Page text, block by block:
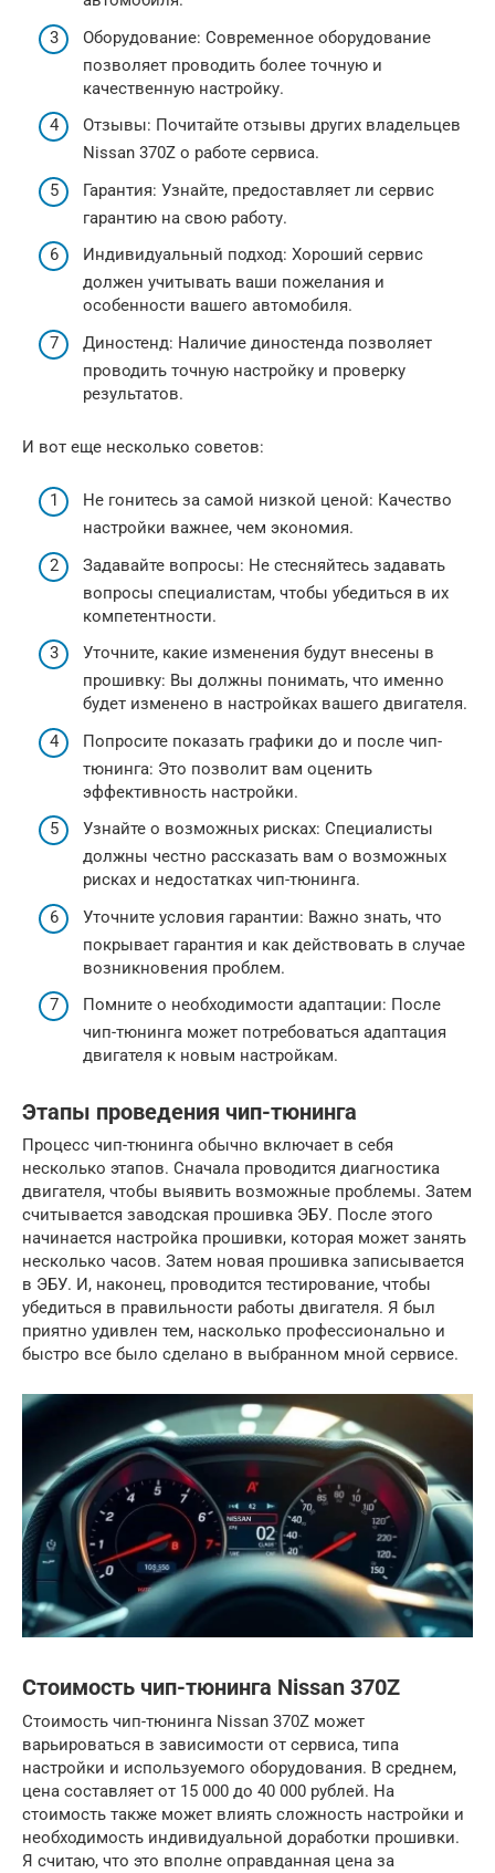
Оборудование: Современное оборудование
позволяет проводить более точную и
качественную настройку.
Отзывы: Почитайте отзывы других владельцев
Nissan 370Z о работе сервиса.
Гарантия: Узнайте, предоставляет ли сервис
гарантию на свою работу.
Индивидуальный подход: Хороший сервис
должен учитывать ваши пожелания и
особенности вашего автомобиля.
Диностенд: Наличие диностенда позволяет
проводить точную настройку и проверку
результатов.
И вот еще несколько советов:
Не гонитесь за самой низкой ценой: Качество
настройки важнее, чем экономия.
Задавайте вопросы: Не стесняйтесь задавать
вопросы специалистам, чтобы убедиться в их
компетентности.
Уточните, какие изменения будут внесены в
прошивку: Вы должны понимать, что именно
будет изменено в настройках вашего двигателя.
Попросите показать графики до и после чип-
тюнинга: Это позволит вам оценить
эффективность настройки.
Узнайте о возможных рисках: Специалисты
должны честно рассказать вам о возможных
рисках и недостатках чип-тюнинга.
Уточните условия гарантии: Важно знать, что
покрывает гарантия и как действовать в случае
возникновения проблем.
Помните о необходимости адаптации: После
чип-тюнинга может потребоваться адаптация
двигателя к новым настройкам.
Этапы проведения чип-тюнинга
Процесс чип-тюнинга обычно включает в себя
несколько этапов. Сначала проводится диагностика
двигателя, чтобы выявить возможные проблемы. Затем
считывается заводская прошивка ЭБУ. После этого
начинается настройка прошивки, которая может занять
несколько часов. Затем новая прошивка записывается
в ЭБУ. И, наконец, проводится тестирование, чтобы
убедиться в правильности работы двигателя. Я был
приятно удивлен тем, насколько профессионально и
быстро все было сделано в выбранном мной сервисе.
Стоимость чип-тюнинга Nissan 370Z
Стоимость чип-тюнинга Nissan 370Z может
варьироваться в зависимости от сервиса, типа
настройки и используемого оборудования. В среднем,
цена составляет от 15 000 до 40 000 рублей. На
стоимость также может влиять сложность настройки и
необходимость индивидуальной доработки прошивки.
Я считаю, что это вполне оправданная цена за